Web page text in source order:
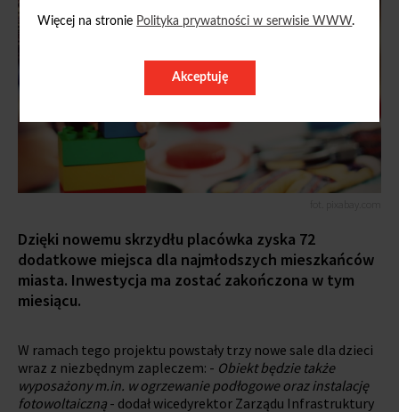
Więcej na stronie Polityka prywatności w serwisie WWW.
Akceptuję
Dzięki nowemu skrzydłu placówka zyska 72
dodatkowe miejsca dla najmłodszych mieszkańców
miasta. Inwestycja ma zostać zakończona w tym
miesiącu.
W ramach tego projektu powstały trzy nowe sale dla dzieci
wraz z niezbędnym zapleczem: - Obiekt będzie także
wyposażony m.in. w ogrzewanie podłogowe oraz instalację
fotowoltaiczną - dodał wicedyrektor Zarządu Infrastruktury